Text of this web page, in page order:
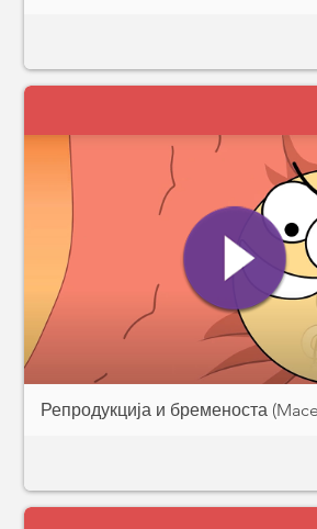
Репродукција и бременоста